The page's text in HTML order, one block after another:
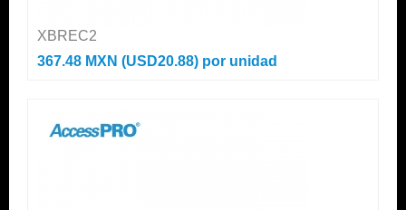
XBREC2
367.48 MXN (USD20.88) por unidad